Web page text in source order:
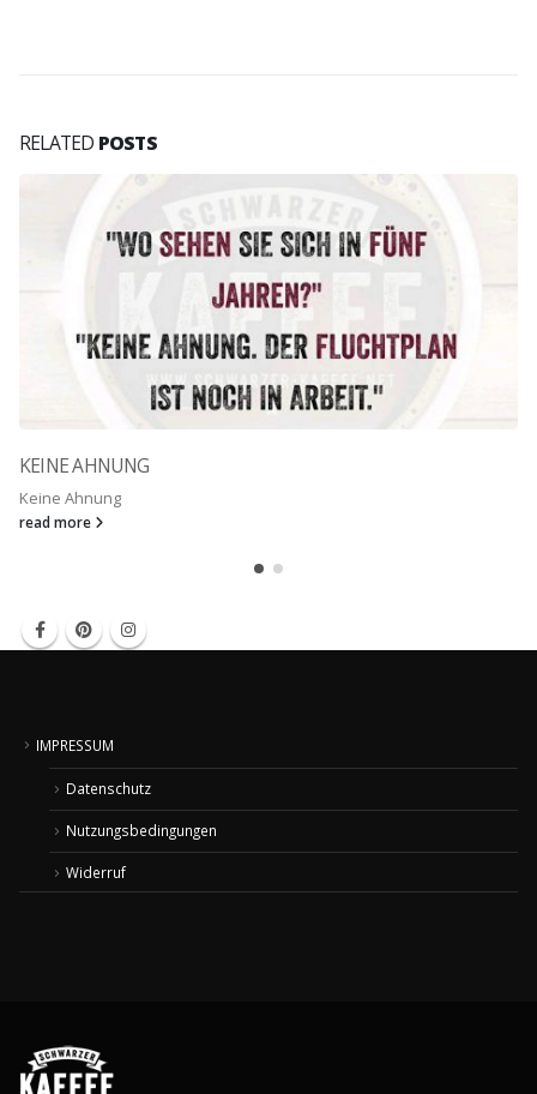
RELATED POSTS
NUR EBEN NICHT MIR
Natürlich passen all...
read more
IMPRESSUM
Datenschutz
Nutzungsbedingungen
Widerruf